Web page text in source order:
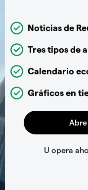
Noticias de
Tres tipos de
Calendario
Gráficos en